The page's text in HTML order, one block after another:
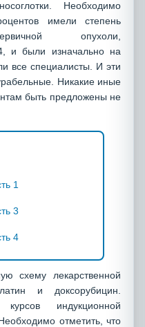
Необходимо
имели степень
опухоли,
и были изначально на
все специалисты. И эти
Никакие иные
быть предложены не
1
3
4
схему лекарственной
и доксорубицин.
индукционной
отметить, что